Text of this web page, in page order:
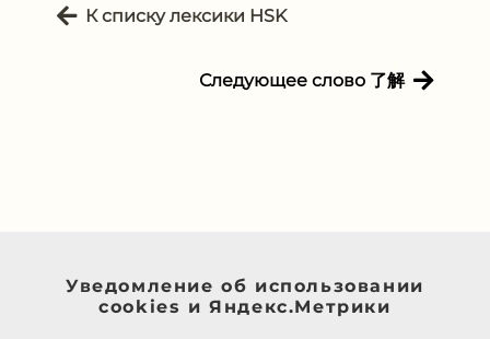
К списку лексики HSK
Следующее слово 了解
Уведомление об использовании
cookies и Яндекс.Метрики